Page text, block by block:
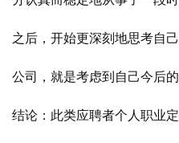
之后，开始更深刻地思考自
公司，就是考虑到自己今后
结论：此类应聘者个人职业